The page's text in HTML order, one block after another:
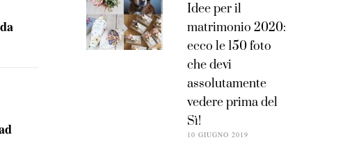
Idee per il
matrimonio 2020:
ecco le 150 foto
che devi
assolutamente
vedere prima del
Sì!
10 GIUGNO 2019